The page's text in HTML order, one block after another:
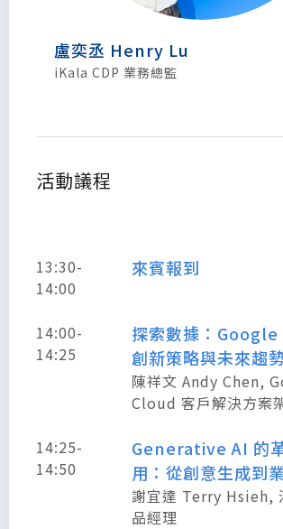
盧奕丞 Henry Lu
iKala CDP 業務總監
活動議程
13:30-
14:00
來賓報到
14:00-
14:25
探索數據：
創新策略與未來趨
陳祥文 Andy Chen,
Cloud 客戶解決方案
14:25-
14:50
Generative AI 的
用：從創意生成到
謝宜達 Terry Hsieh,
品經理